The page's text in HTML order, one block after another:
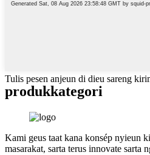
Tulis pesen anjeun di dieu sareng
produkkategori
Kami geus taat kana konsép nyieun
masarakat, sarta terus innovate sarta